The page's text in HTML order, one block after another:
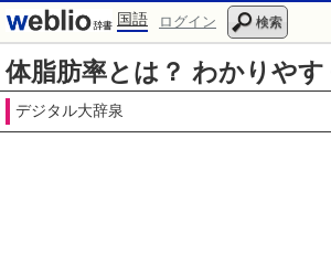
国語 ログイン 検索
体脂肪率とは？ わかりやす
デジタル大辞泉